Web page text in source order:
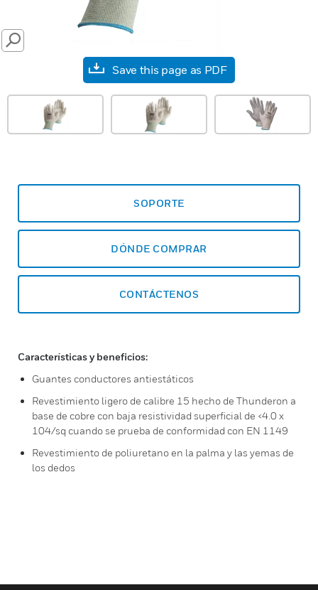
SEARCH
Save this page as PDF
SOPORTE
DÓNDE COMPRAR
CONTÁCTENOS
Características y beneficios:
Guantes conductores antiestáticos
Revestimiento ligero de calibre 15 hecho de Thunderon a
base de cobre con baja resistividad superficial de <4.0 x
104/sq cuando se prueba de conformidad con EN 1149
Revestimiento de poliuretano en la palma y las yemas de
los dedos